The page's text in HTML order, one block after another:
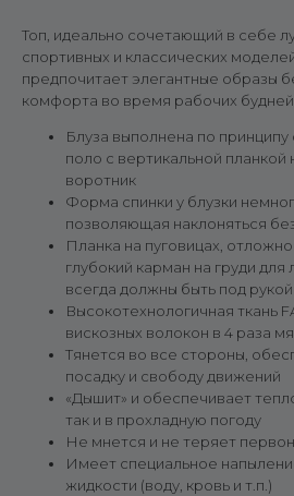
Топ, идеально сочетающий в себе
спортивных и классических
предпочитает элегантные образы
комфорта во время рабочих будней.
Блуза выполнена по
поло с вертикальной планкой
воротник
Форма спинки у блузки
позволяющая наклоняться
Планка на пуговицах,
глубокий карман на груди
всегда должны быть под рукой
Высокотехнологичная ткань
вискозных волокон в 4 раза
Тянется во все стороны,
посадку и свободу движений
«Дышит» и обеспечивает
так и в прохладную погоду
Не мнется и не теряет
Имеет специальное
жидкости (воду, кровь и т.п.)